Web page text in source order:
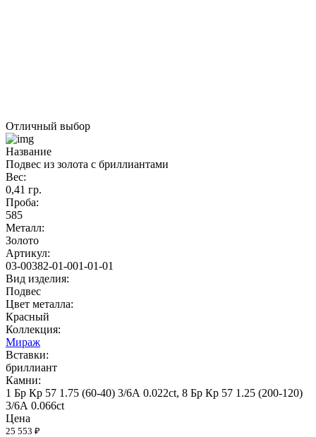
Отличный выбор
Название
Подвес из золота с бриллиантами
Вес:
0,41 гр.
Проба:
585
Металл:
Золото
Артикул:
03-00382-01-001-01-01
Вид изделия:
Подвес
Цвет металла:
Красный
Коллекция:
Мираж
Вставки:
бриллиант
Камни:
1 Бр Кр 57 1.75 (60-40) 3/6А 0.022ct, 8 Бр Кр 57 1.25 (200-120)
3/6А 0.066ct
Цена
25 553 ₽